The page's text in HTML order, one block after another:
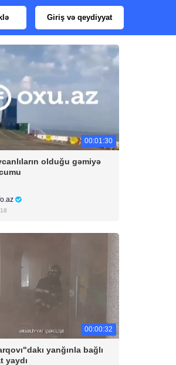
Giriş və qeydiyyat
00:01:30
olduğu gəmiyə
00:00:32
yanğınla bağlı
yaydı